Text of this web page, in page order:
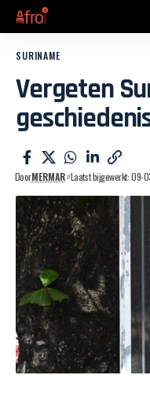
SURINAME
Vergeten
DoorMERMAR Laatst bijgewerkt: 09-